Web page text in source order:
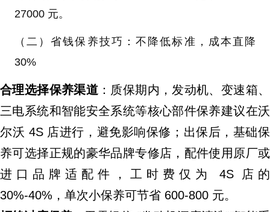
27000 元。
（二）省钱保养技巧：不降低标准，成本直降
30%
合理选择保养渠道 ：质保期内，发动机、变速箱、
三电系统和智能安全系统等核心部件保养建议在沃
尔沃 4S 店进行，避免影响保修；出保后，基础保
养可选择正规的豪华品牌专修店，配件使用原厂或
进口品牌适配件，工时费仅为 4S 店的
30%-40%，单次小保养可节省 600-800 元。